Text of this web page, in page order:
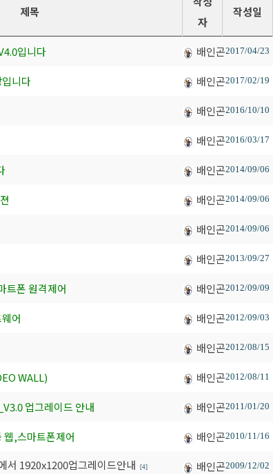
제목
자
작성일
입니다 배인곤2017/04/23
니다 배인곤2017/02/19
배인곤2016/10/10
배인곤2016/03/17
배인곤2014/09/06
배인곤2014/09/06
배인곤2014/09/06
배인곤2013/09/27
트폰 원격제어 배인곤2012/09/09
어 배인곤2012/09/03
배인곤2012/08/15
WALL) 배인곤2012/08/11
업그레이드 안내 배인곤2011/01/20
웹,스마트폰제어 배인곤2010/11/16
서 1920x1200업그레이드안내 [4] 배인곤2009/12/02